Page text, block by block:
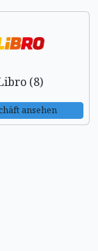
(8)
ansehen